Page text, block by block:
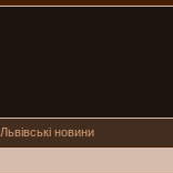
Львівські новини